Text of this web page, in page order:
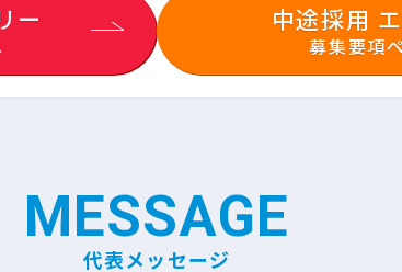
ー 中途採用
募集要項
MESSAGE
代表メッセージ